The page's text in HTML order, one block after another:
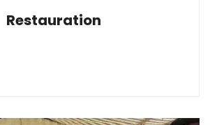
Restauration